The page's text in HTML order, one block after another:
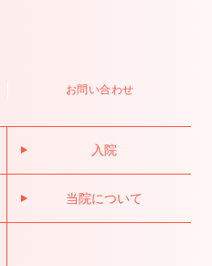
お問い合わせ
入院
当院について